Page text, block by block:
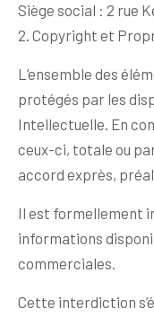
Siège social : 2 rue
2. Copyright et
L’ensemble des
protégés par les
Intellectuelle. En
ceux-ci, totale ou
accord exprès,
Il est formellement
informations
commerciales.
Cette interdiction